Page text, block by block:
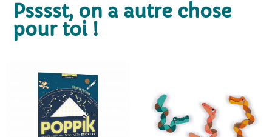
Psssst, on a autre chose
pour toi !